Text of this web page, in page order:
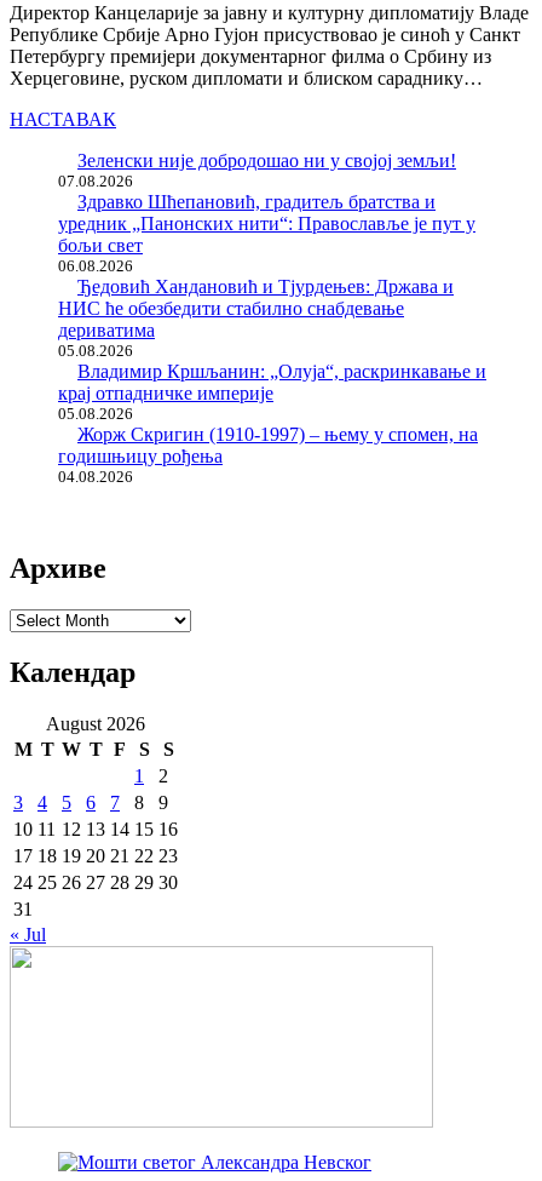
Директор Канцеларије за јавну и културну дипломатију Владе
Републике Србије Арно Гујон присуствовао је синоћ у Санкт
Петербургу премијери документарног филма о Србину из
Херцеговине, руском дипломати и блиском сараднику…
НАСТАВАК
Зеленски није добродошао ни у својој земљи!
07.08.2026
Здравко Шћепановић, градитељ братства и
уредник „Панонских нити“: Православље је пут у
бољи свет
06.08.2026
Ђедовић Хандановић и Тјурдењев: Држава и
НИС ће обезбедити стабилно снабдевање
дериватима
05.08.2026
Владимир Кршљанин: „Олуја“, раскринкавање и
крај отпадничке империје
05.08.2026
Жорж Скригин (1910-1997) – њему у спомен, на
годишњицу рођења
04.08.2026
Архиве
Архиве
Календар
August 2026
M T W T F S
S
1
2
3
4 5 6 7 8
9
10 11 12 13 14 15 16
17 18 19 20 21 22 23
24 25 26 27 28 29 30
31
« Jul